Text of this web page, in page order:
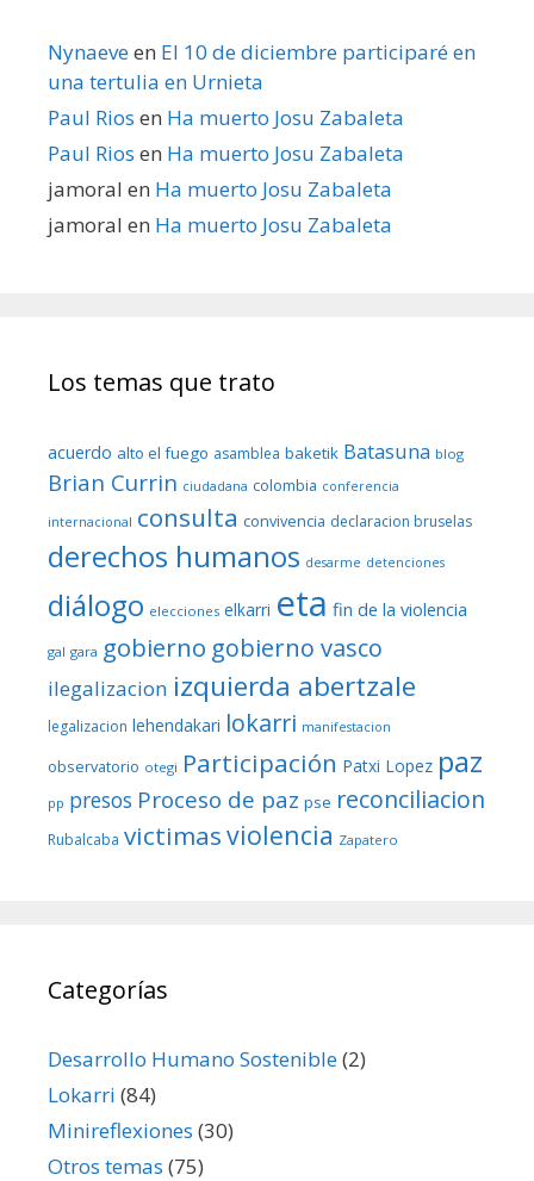
Nynaeveen El 10 de diciembre participaré en
una tertulia en Urnieta
Paul Rios en Ha muerto Josu Zabaleta
Paul Rios en Ha muerto Josu Zabaleta
jamoral en Ha muerto Josu Zabaleta
jamoral en Ha muerto Josu Zabaleta
Los temas que trato
acuerdo alto el fuego asamblea baketik Batasuna blog
Brian Currin ciudadana colombia conferencia
internacional consulta convivencia declaracion bruselas
derechos humanos desarme detenciones
diálogo elecciones elkarri eta fin de la violencia
gal gara gobierno gobierno vasco
ilegalizacion izquierda abertzale
legalizacion lehendakari lokarri manifestacion
observatorio otegi Participación Patxi Lopez paz
pp presos Proceso de paz pse reconciliacion
Rubalcaba victimasviolencia Zapatero
Categorías
Desarrollo Humano Sostenible(2)
Lokarri (84)
Minireflexiones (30)
Otros temas (75)